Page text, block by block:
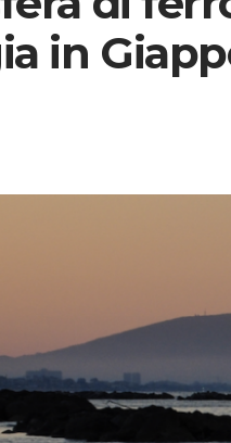
in
quale
il tuo prato
785